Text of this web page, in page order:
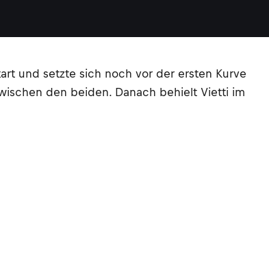
und setzte sich noch vor der ersten Kurve
den beiden. Danach behielt Vietti im